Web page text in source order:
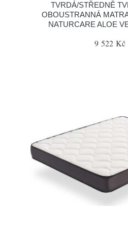
TVRDÁ/STŘEDNĚ
OBOUSTRANNÁ
NATURCARE ALOE
9 522 Kč